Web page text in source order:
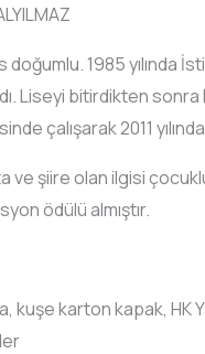
doğumlu. 1985 yılında
Liseyi bitirdikten sonra
çalışarak 2011
ve şiire olan ilgisi
ödülü almıştır.
kuşe karton kapak, HK